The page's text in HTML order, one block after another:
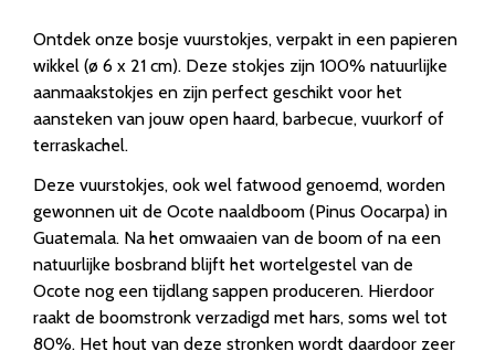
Ontdek onze bosje vuurstokjes, verpakt in een papieren
wikkel (ø 6 x 21 cm). Deze stokjes zijn 100% natuurlijke
aanmaakstokjes en zijn perfect geschikt voor het
aansteken van jouw open haard, barbecue, vuurkorf of
terraskachel.
Deze vuurstokjes, ook wel fatwood genoemd, worden
gewonnen uit de Ocote naaldboom (Pinus Oocarpa) in
Guatemala. Na het omwaaien van de boom of na een
natuurlijke bosbrand blijft het wortelgestel van de
Ocote nog een tijdlang sappen produceren. Hierdoor
raakt de boomstronk verzadigd met hars, soms wel tot
80%. Het hout van deze stronken wordt daardoor zeer